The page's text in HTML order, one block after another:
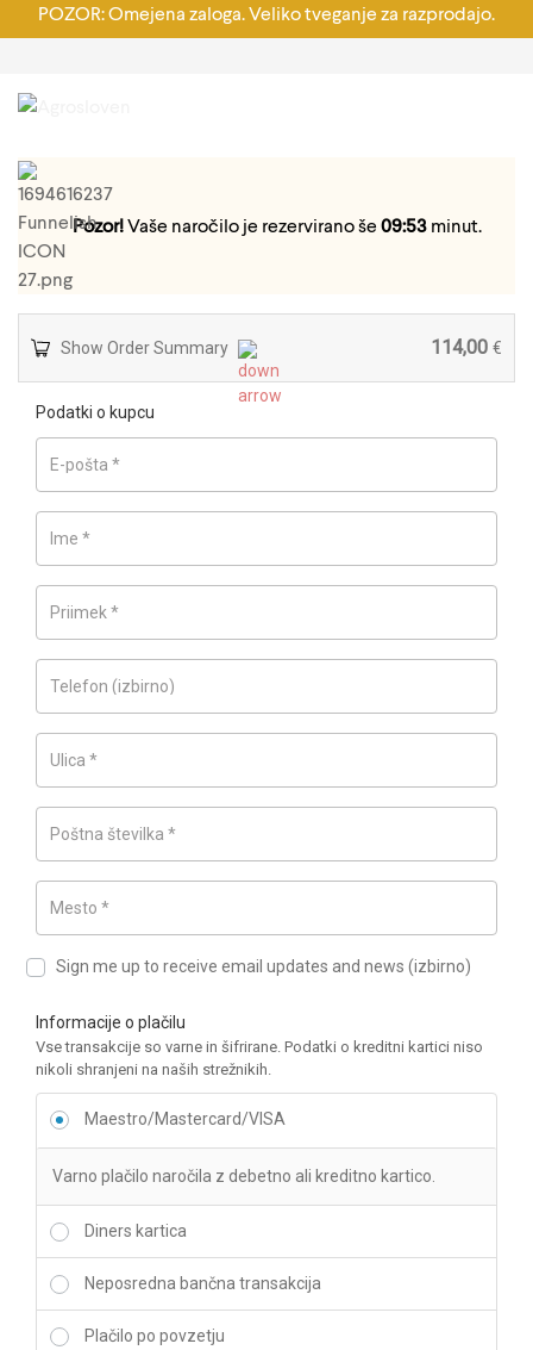
POZOR: Omejena zaloga. Veliko tveganje za razprodajo.
Pozor!Vaše naročilo je rezervirano še 09:53 minut.
Show Order Summary 114,00 €
Podatki o kupcu
E-pošta *
Ime *
Priimek *
Telefon (izbirno)
Ulica *
Poštna številka *
Mesto *
Sign me up to receive email updates and news (izbirno)
Informacije o plačilu
Vse transakcije so varne in šifrirane. Podatki o kreditni kartici niso
nikoli shranjeni na naših strežnikih.
Maestro/Mastercard/VISA
Varno plačilo naročila z debetno ali kreditno kartico.
Diners kartica
Neposredna bančna transakcija
Plačilo po povzetju